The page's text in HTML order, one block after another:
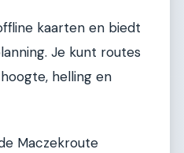
kaarten en biedt
Je kunt routes
helling en
Maczekroute